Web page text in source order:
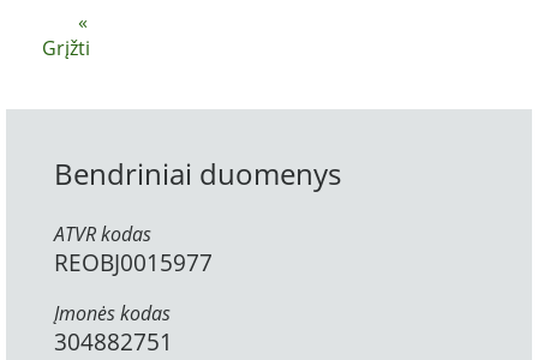
«
Grįžti
Bendriniai duomenys
ATVR kodas
REOBJ0015977
Įmonės kodas
304882751